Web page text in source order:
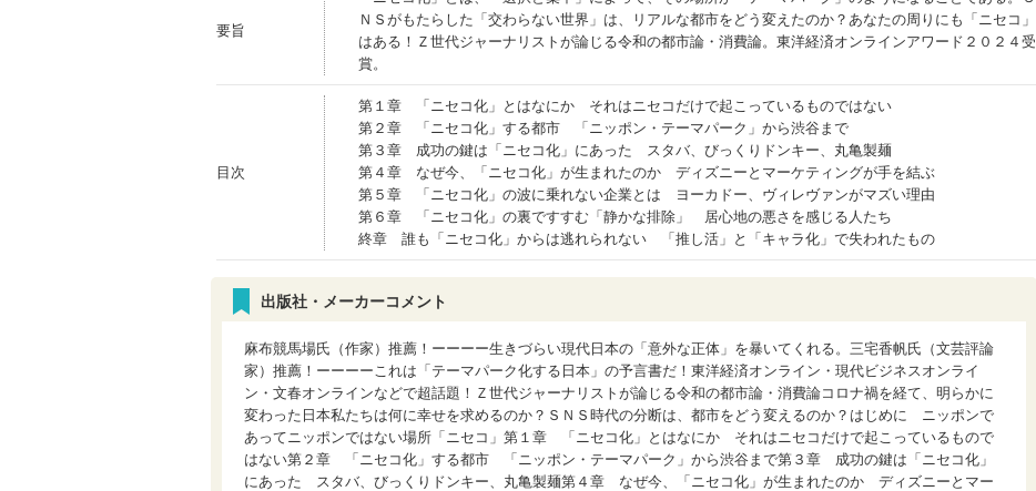
要旨
ＮＳがもたらした「交わらない世界」は、リアルな都市をどう変えたのか？あなたの周りにも「ニセコ」
はある！Ｚ世代ジャーナリストが論じる令和の都市論・消費論。東洋経済オンラインアワード２０２４受
賞。
目次
第１章 「ニセコ化」とはなにか それはニセコだけで起こっているものではない
第２章 「ニセコ化」する都市 「ニッポン・テーマパーク」から渋谷まで
第３章 成功の鍵は「ニセコ化」にあった スタバ、びっくりドンキー、丸亀製麺
第４章 なぜ今、「ニセコ化」が生まれたのか ディズニーとマーケティングが手を結ぶ
第５章 「ニセコ化」の波に乗れない企業とは ヨーカドー、ヴィレヴァンがマズい理由
第６章 「ニセコ化」の裏ですすむ「静かな排除」 居心地の悪さを感じる人たち
終章 誰も「ニセコ化」からは逃れられない 「推し活」と「キャラ化」で失われたもの
出版社・メーカーコメント
麻布競馬場氏（作家）推薦！ーーーー生きづらい現代日本の「意外な正体」を暴いてくれる。三宅香帆氏（文芸評論
家）推薦！ーーーーこれは「テーマパーク化する日本」の予言書だ！東洋経済オンライン・現代ビジネスオンライ
ン・文春オンラインなどで超話題！Ｚ世代ジャーナリストが論じる令和の都市論・消費論コロナ禍を経て、明らかに
変わった日本私たちは何に幸せを求めるのか？ＳＮＳ時代の分断は、都市をどう変えるのか？はじめに ニッポンで
あってニッポンではない場所「ニセコ」第１章 「ニセコ化」とはなにか それはニセコだけで起こっているもので
はない第２章 「ニセコ化」する都市 「ニッポン・テーマパーク」から渋谷まで第３章 成功の鍵は「ニセコ化」
にあった スタバ、びっくりドンキー、丸亀製麺第４章 なぜ今、「ニセコ化」が生まれたのか ディズニーとマー